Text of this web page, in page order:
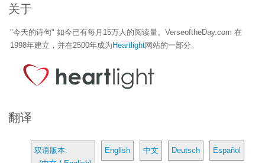
关于
"今天的诗句" 如今已有每月15万人的阅读量。VerseoftheDay.com 在
1998年建立，并在2500年成为 Heartlight网站的一部分。
翻译
双语版本:
English 中文 Deutsch Español